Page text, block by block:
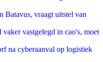
Batavus, vraagt uitstel van
vastgelegd in cao's, moet
na cyberaanval op logistiek